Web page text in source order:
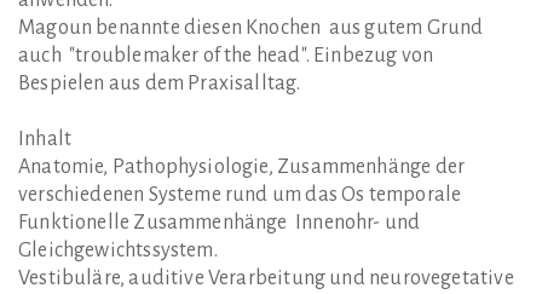
Magoun benannte diesen Knochen aus gutem Grund
auch "troublemaker of the head". Einbezug von
Bespielen aus dem Praxisalltag.
Inhalt
Anatomie, Pathophysiologie, Zusammenhänge der
verschiedenen Systeme rund um das Os temporale
Funktionelle Zusammenhänge Innenohr- und
Gleichgewichtssystem.
Vestibuläre, auditive Verarbeitung und neurovegetative